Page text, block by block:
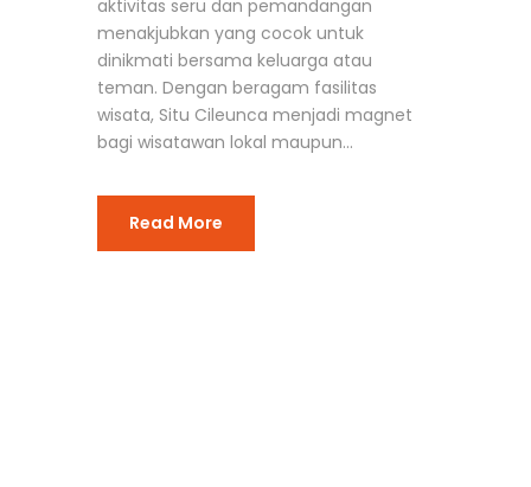
aktivitas seru dan pemandangan
menakjubkan yang cocok untuk
dinikmati bersama keluarga atau
teman. Dengan beragam fasilitas
wisata, Situ Cileunca menjadi magnet
bagi wisatawan lokal maupun...
Read More